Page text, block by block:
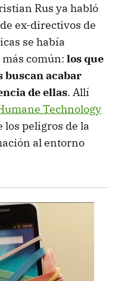
Rus ya habló
ex-directivos de
se había
común: los que
buscan acabar
de ellas. Allí
Technology
los peligros de la
al entorno